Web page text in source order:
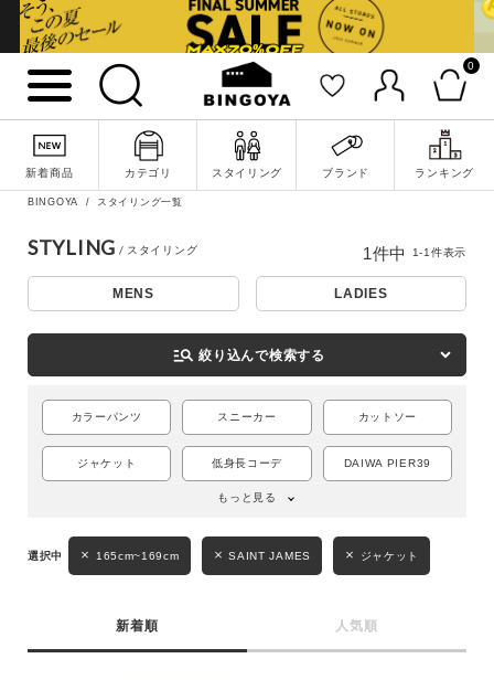
0
新着商品 カテゴリ スタイリング ブランド ランキング
詳細検索
キーワード
BINGOYA スタイリング一覧
STYLING
MENS LADIES
manage_search 絞り込んで検索する
カラーパンツ スニーカー カットソー
ジャケット 低身長コーデ DAIWA PIER39
もっと見る
165cm~169cm SAINT JAMES ジャケット
新着順 人気順
1件中 1-1件表示